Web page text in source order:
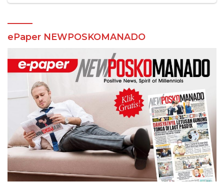
ePaper NEWPOSKOMANADO